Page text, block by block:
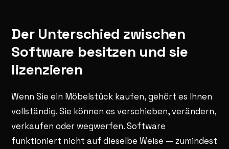
Der Unterschied zwischen
Software besitzen und sie
lizenzieren
Wenn Sie ein Möbelstück kaufen, gehört es Ihnen
vollständig. Sie können es verschieben, verändern,
verkaufen oder wegwerfen. Software
funktioniert nicht auf dieselbe Weise — zumindest